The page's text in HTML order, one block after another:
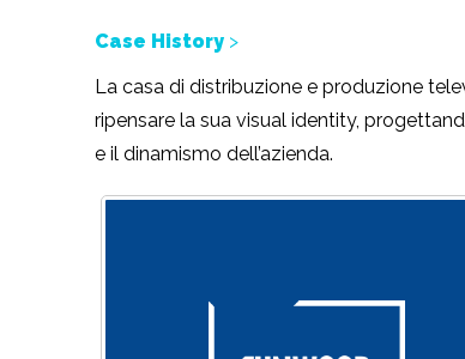
Case History >
La casa di distribuzione e produzione
ripensare la sua visual identity,
e il dinamismo dell’azienda.